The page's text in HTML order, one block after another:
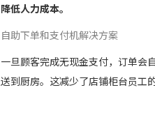
降低人力成本。
自助下单和支付机解决方案
一旦顾客完成无现金支付，订单会
送到厨房。这减少了店铺柜台员工